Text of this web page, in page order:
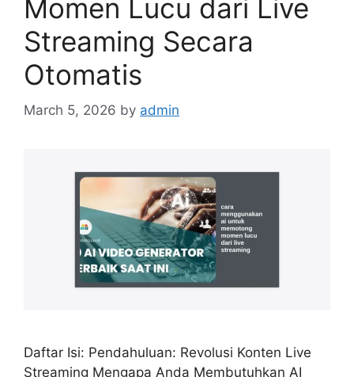
Momen Lucu dari Live
Streaming Secara
Otomatis
March 5, 2026 by admin
Daftar Isi: Pendahuluan: Revolusi Konten Live
Streaming Mengapa Anda Membutuhkan AI